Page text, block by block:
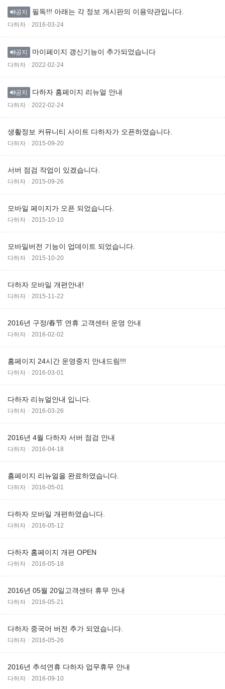
공지 필독!!! 아래는 각 정보 게시판의 이용약관입니다.
다하자 2016-03-24
공지 마이페이지 갱신기능이 추가되었습니다
다하자 2022-02-24
공지 다하자 홈페이지 리뉴얼 안내
다하자 2022-02-24
생활정보 커뮤니티 사이트 다하자가 오픈하였습니다.
다하자 2015-09-20
서버 점검 작업이 있겠습니다.
다하자 2015-09-26
모바일 페이지가 오픈 되었습니다.
다하자 2015-10-10
모바일버전 기능이 업데이트 되었습니다.
다하자 2015-10-20
다하자 모바일 개편안내!
다하자 2015-11-22
2016년 구정/春节 연휴 고객센터 운영 안내
다하자 2016-02-02
홈페이지 24시간 운영중지 안내드림!!!
다하자 2016-03-01
다하자 리뉴얼안내 입니다.
다하자 2016-03-26
2016년 4월 다하자 서버 점검 안내
다하자 2016-04-18
홈페이지 리뉴얼을 완료하였습니다.
다하자 2016-05-01
다하자 모바일 개편하였습니다.
다하자 2016-05-12
다하자 홈페이지 개편 OPEN
다하자 2016-05-18
2016년 05월 20일고객센터 휴무 안내
다하자 2016-05-21
다하자 중국어 버전 추가 되였습니다.
다하자 2016-05-26
2016년 추석연휴 다하자 업무휴무 안내
다하자 2016-09-10